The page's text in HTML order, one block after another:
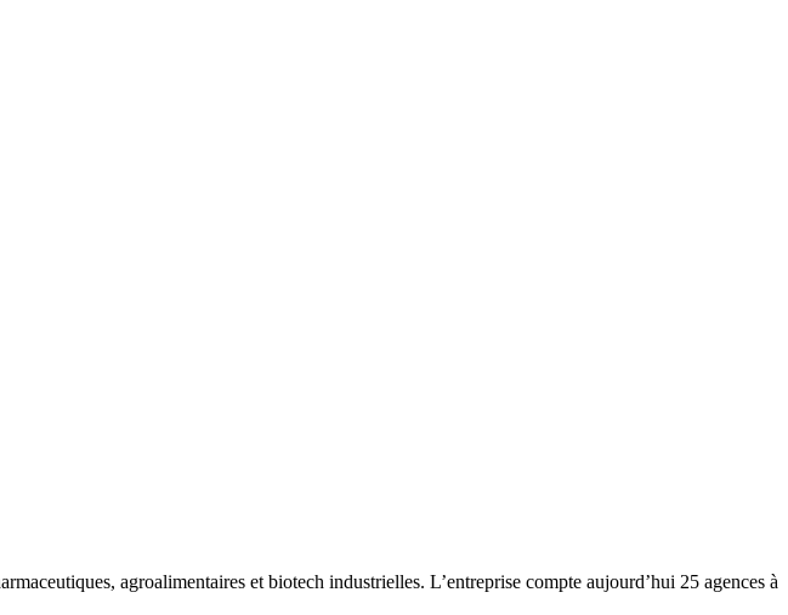
agroalimentaires et biotech industrielles. L’entreprise compte aujourd’hui 25 agences à